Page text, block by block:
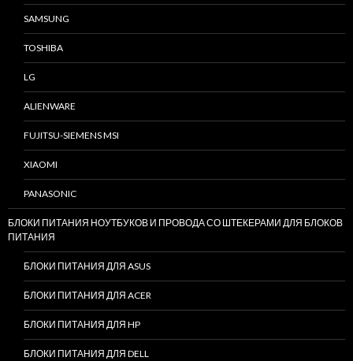
SAMSUNG
TOSHIBA
LG
ALIENWARE
FUJITSU-SIEMENS MSI
XIAOMI
PANASONIC
БЛОКИ ПИТАНИЯ НОУТБУКОВ И ПРОВОДА СО ШТЕКЕРАМИ ДЛЯ БЛОКОВ
ПИТАНИЯ
БЛОКИ ПИТАНИЯ ДЛЯ ASUS
БЛОКИ ПИТАНИЯ ДЛЯ ACER
БЛОКИ ПИТАНИЯ ДЛЯ HP
БЛОКИ ПИТАНИЯ ДЛЯ DELL